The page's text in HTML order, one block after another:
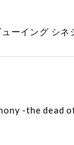
イング シネ
-the dead